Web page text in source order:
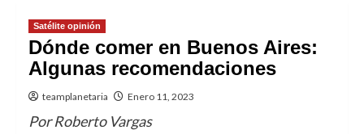
Satélite opinión
Dónde comer en Buenos Aires:
Algunas recomendaciones
teamplanetaria Enero 11, 2023
Por Roberto Vargas